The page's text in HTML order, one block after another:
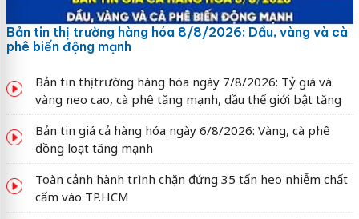
Bản tin thị trường hàng hóa 8/8/2026: Dầu, vàng và cà
phê biến động mạnh
Bản tin thị trường hàng hóa ngày 7/8/2026: Tỷ giá và
vàng neo cao, cà phê tăng mạnh, dầu thế giới bật tăng
Bản tin giá cả hàng hóa ngày 6/8/2026: Vàng, cà phê
đồng loạt tăng mạnh
Toàn cảnh hành trình chặn đứng 35 tấn heo nhiễm chất
cấm vào TP.HCM